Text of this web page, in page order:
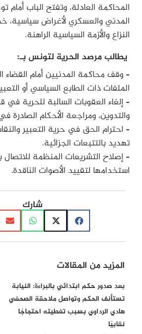
المحاكمة العادلة، وتفتح الباب أمام
المدني والعسكري لأغراض
النزاع والأزمة السياسية الراهنة.
يطالب مرصد الحرية لتونس بـ:
– وقف محاكمة المدنيين أمام
الملفات ذات الطابع السياسي أو
– إلغاء العقوبات السالبة للحرية في
والتدوين، ومراجعة الأحكام الصادرة
– احترام الحق في حرية التعبير
تهديد بالتتبعات الجزائية.
– إصلاح التشريعات المنظمة للاتصال
استخدامها لتقييد الأصوات الناقدة.
شارك
المزيد من المقالات
بعد صدور حكم ابتدائي بالبراءة: النيابة
تستأنف الحكم وتواصل ملاحقة الصحفي
هادي الرداوي بسبب تغطيته احتجاجًا
نقابيًا